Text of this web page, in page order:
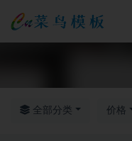
全部分类 价格